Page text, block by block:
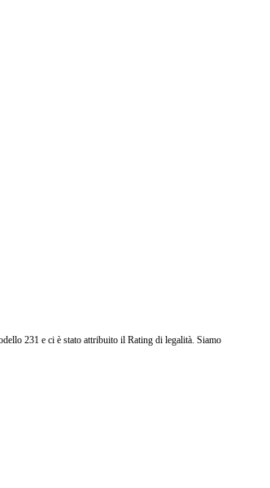
231 e ci è stato attribuito il Rating di legalità. Siamo